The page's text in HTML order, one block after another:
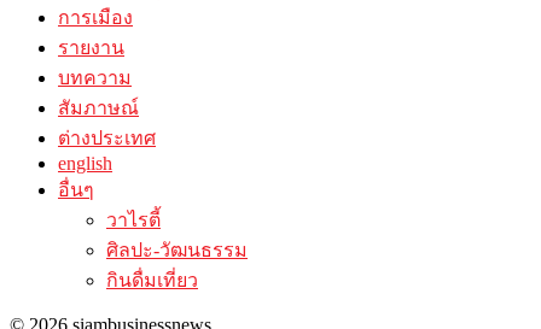
การเมือง
รายงาน
บทความ
สัมภาษณ์
ต่างประเทศ
english
อื่นๆ
วาไรตี้
ศิลปะ-วัฒนธรรม
กินดื่มเที่ยว